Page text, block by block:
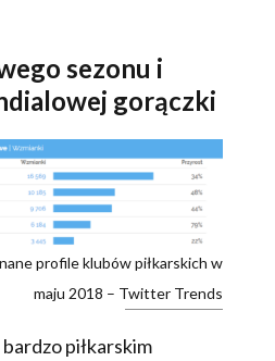
sezonu i
gorączki
profile klubów piłkarskich w
maju 2018 – Twitter Trends
piłkarskim